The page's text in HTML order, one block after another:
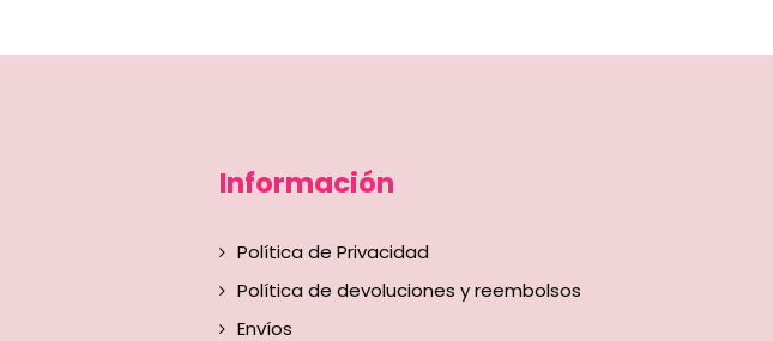
Información
Política de Privacidad
Política de devoluciones y reembolsos
Envíos